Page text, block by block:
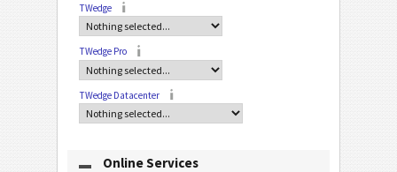
TWedge
TWedge Pro
TWedge Datacenter
Online Services